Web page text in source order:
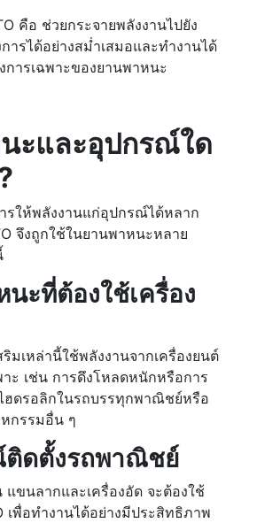
คือ ช่วยกระจายพลังงานไปยัง
ารได้อย่างสม่ำเสมอและทำงานได้
การเฉพาะของยานพาหนะ
ะและอุปกรณ์ใด
รให้พลังงานแก่อุปกรณ์ได้หลาก
จึงถูกใช้ในยานพาหนะหลาย
นะที่ต้องใช้เครื่อง
ริมเหล่านี้ใช้พลังงานจากเครื่องยนต์
ะ เช่น การดึงโหลดหนักหรือการ
ฮดรอลิกในรถบรรทุกพาณิชย์หรือ
กรรมอื่น ๆ
ดตั้งรถพาณิชย์
แขนลากและเครื่องอัด จะต้องใช้
เพื่อทำงานได้อย่างมีประสิทธิภาพ